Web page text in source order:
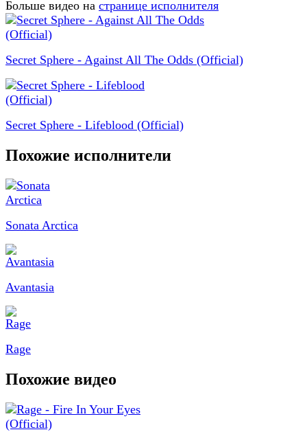
Больше видео на странице исполнителя
Secret Sphere - Against All The Odds (Official)
Secret Sphere - Lifeblood (Official)
Похожие исполнители
Sonata Arctica
Avantasia
Rage
Похожие видео